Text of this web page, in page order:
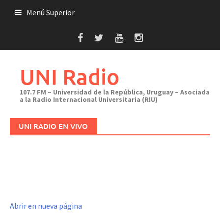
Menú Superior
UNI Radio
107.7 FM – Universidad de la República, Uruguay – Asociada
a la Radio Internacional Universitaria (RIU)
UNI RADIO EN VIVO
Abrir en nueva página